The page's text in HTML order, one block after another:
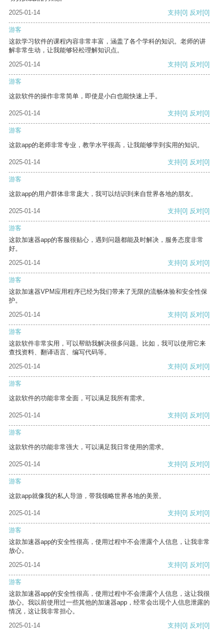
2025-01-14
支持[0] 反对[0]
游客
这款学习软件的课程内容非常丰富，涵盖了各个学科的知识。老师的讲
解非常生动，让我能够轻松理解知识点。
2025-01-14
支持[0] 反对[0]
游客
这款软件的操作非常简单，即使是小白也能快速上手。
2025-01-14 支持[0] 反对[0]
游客
这款app的老师非常专业，教学水平很高，让我能够学到实用的知识。
2025-01-14 支持[0] 反对[0]
游客
这款app的用户群体非常庞大，我可以结识到来自世界各地的朋友。
2025-01-14 支持[0] 反对[0]
游客
这款加速器app的客服很贴心，遇到问题都能及时解决，服务态度非常
好。
2025-01-14
支持[0] 反对[0]
游客
这款加速器VPM应用程序已经为我们带来了无限的流畅体验和安全性保
护。
2025-01-14
支持[0] 反对[0]
游客
这款软件非常实用，可以帮助我解决很多问题。比如，我可以使用它来
查找资料、翻译语言、编写代码等。
2025-01-14
支持[0] 反对[0]
游客
这款软件的功能非常全面，可以满足我所有需求。
2025-01-14 支持[0] 反对[0]
游客
这款软件的功能非常强大，可以满足我日常使用的需求。
2025-01-14 支持[0] 反对[0]
游客
这款app就像我的私人导游，带我领略世界各地的美景。
2025-01-14 支持[0] 反对[0]
游客
这款加速器app的安全性很高，使用过程中不会泄露个人信息，让我非常
放心。
2025-01-14
支持[0] 反对[0]
游客
这款加速器app的安全性很高，使用过程中不会泄露个人信息，这让我很
放心。我以前使用过一些其他的加速器app，经常会出现个人信息泄露的
情况，这让我非常担心。
2025-01-14
支持[0] 反对[0]